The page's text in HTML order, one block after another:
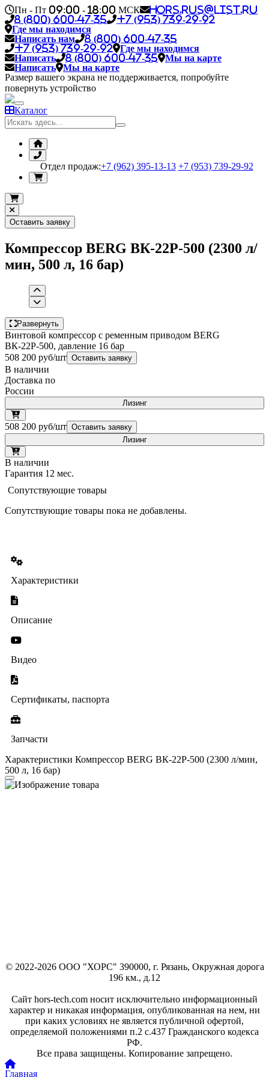
Пн - Пт 09:00 - 18:00 МСК
hors.rus@list.ru
8 (800) 600-47-35
+7 (953) 739-29-92
Где мы находимся
Написать нам
8 (800) 600-47-35
+7 (953) 739-29-92
Где мы находимся
Написать
8 (800) 600-47-35
Мы на карте
Написать
Мы на карте
Размер вашего экрана не поддерживается, попробуйте
повернуть устройство
Каталог
Отдел продаж:+7 (962) 395-13-13 +7 (953) 739-29-92
Оставить заявку
Компрессор BERG ВК-22Р-500 (2300 л/
мин, 500 л, 16 бар)
Развернуть
Винтовой компрессор с ременным приводом BERG
ВК-22Р-500, давление 16 бар
508 200 руб/шт Оставить заявку
В наличии
Доставка по
России
Лизинг
508 200 руб/шт Оставить заявку
Лизинг
В наличии
Гарантия 12 мес.
Сопутствующие товары
Сопутствующие товары пока не добавлены.
Характеристики
Описание
Видео
Сертификаты, паспорта
Запчасти
Характеристики Компрессор BERG ВК-22Р-500 (2300 л/мин,
500 л, 16 бар)
© 2022-2026 ООО "ХОРС" 390000, г. Рязань, Окружная дорога
196 км., д.12
Сайт hors-tech.com носит исключительно информационный
характер и никакая информация, опубликованная на нем, ни
при каких условиях не является публичной офертой,
определяемой положениями п.2 с.437 Гражданского кодекса
РФ.
Все права защищены. Копирование запрещено.
Главная